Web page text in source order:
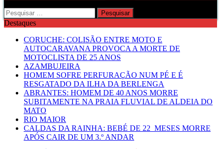
Pesquisar
por:
Destaques
CORUCHE: COLISÃO ENTRE MOTO E
AUTOCARAVANA PROVOCA A MORTE DE
MOTOCLISTA DE 25 ANOS
AZAMBUJEIRA
HOMEM SOFRE PERFURAÇÃO NUM PÉ E É
RESGATADO DA ILHA DA BERLENGA
ABRANTES: HOMEM DE 40 ANOS MORRE
SUBITAMENTE NA PRAIA FLUVIAL DE ALDEIA DO
MATO
RIO MAIOR
CALDAS DA RAINHA: BEBÉ DE 22 MESES MORRE
APÓS CAIR DE UM 3.º ANDAR